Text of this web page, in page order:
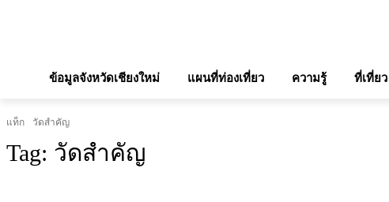
ข้อมูลจังหวัดเชียงใหม่ แผนที่ท่องเที่ยว ความรู้ ที่เที่ยว
แท็ก วัดสำคัญ
Tag: วัดสำคัญ